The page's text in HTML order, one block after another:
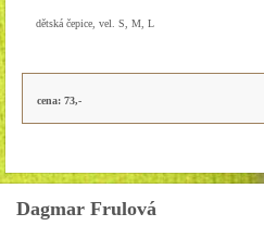
dětská čepice, vel. S, M, L
cena: 73,-
Dagmar Frulová